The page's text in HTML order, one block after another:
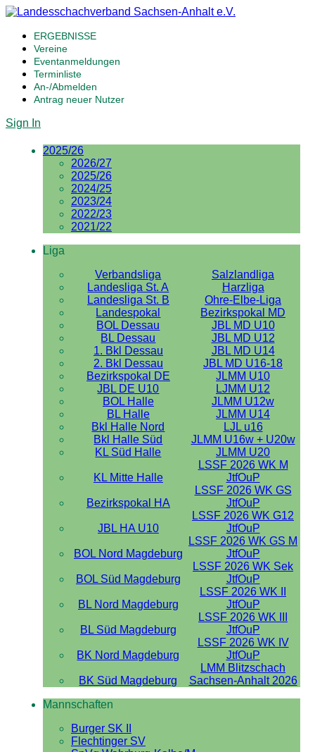
ERGEBNISSE
Vereine
Eventanmeldungen
Terminliste
An-/Abmelden
Antrag neuer Nutzer
Sign In
2025/26
2026/27
2025/26
2024/25
2023/24
2022/23
2021/22
Liga
Verbandsliga
Salzlandliga
Landesliga St. A
Harzliga
Landesliga St. B
Ohre-Elbe-Liga
Landespokal
Bezirkspokal MD
BOL Dessau
JBL MD U10
BL Dessau
JBL MD U12
1. Bkl Dessau
JBL MD U14
2. Bkl Dessau
JBL MD U16-18
Bezirkspokal DE
JLMM U10
JBL DE U10
LJMM U12
BOL Halle
JLMM U12w
BL Halle
JLMM U14
Bkl Halle Nord
LJL u16
Bkl Halle Süd
JLMM U16w + U20w
KL Süd Halle
JLMM U20
KL Mitte Halle
LSSF 2026 WK M
JtfOuP
Bezirkspokal HA
LSSF 2026 WK GS
JtfOuP
JBL HA U10
LSSF 2026 WK G12
JtfOuP
BOL Nord Magdeburg
LSSF 2026 WK GS M
JtfOuP
BOL Süd Magdeburg
LSSF 2026 WK Sek
JtfOuP
BL Nord Magdeburg
LSSF 2026 WK II
JtfOuP
BL Süd Magdeburg
LSSF 2026 WK III
JtfOuP
BK Nord Magdeburg
LSSF 2026 WK IV
JtfOuP
BK Süd Magdeburg
LMM Blitzschach
Sachsen-Anhalt 2026
Mannschaften
Burger SK II
Flechtinger SV